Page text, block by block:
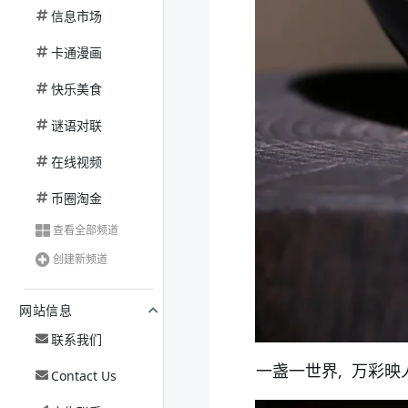
信息市场
卡通漫画
快乐美食
谜语对联
在线视频
币圈淘金
查看全部频道
创建新频道
网站信息
联系我们
Contact Us 一盏一世界, 万彩映